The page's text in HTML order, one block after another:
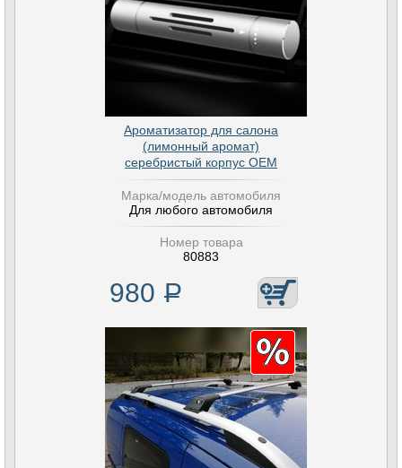
Ароматизатор для салона
(лимонный аромат)
серебристый корпус OEM
Марка/модель автомобиля
Для любого автомобиля
Номер товара
80883
980 Р